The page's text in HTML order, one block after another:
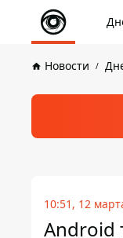
Новости
10:51, 12
Android